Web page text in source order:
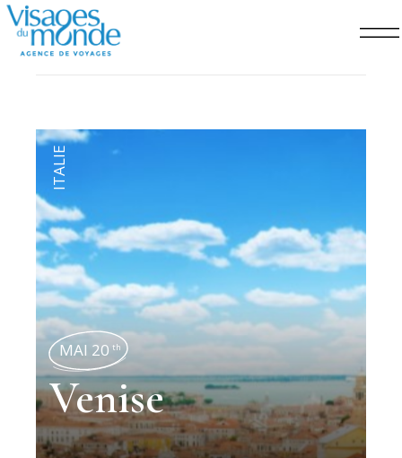
ITALIE
MAI 20 th
Venise